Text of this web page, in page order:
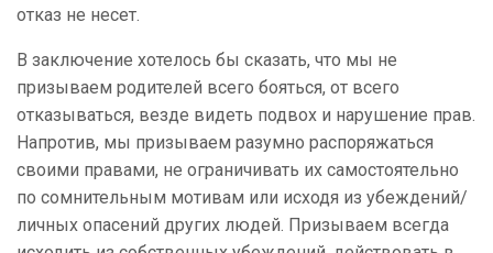
отказ не несет.
В заключение хотелось бы сказать, что мы не
призываем родителей всего бояться, от всего
отказываться, везде видеть подвох и нарушение прав.
Напротив, мы призываем разумно распоряжаться
своими правами, не ограничивать их самостоятельно
по сомнительным мотивам или исходя из убеждений/
личных опасений других людей. Призываем всегда